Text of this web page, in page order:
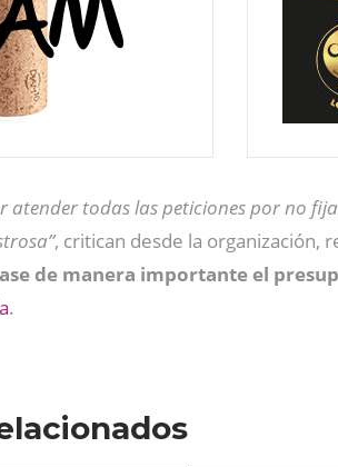
atender todas las peticiones por no
, critican desde la organización,
de manera importante el
.